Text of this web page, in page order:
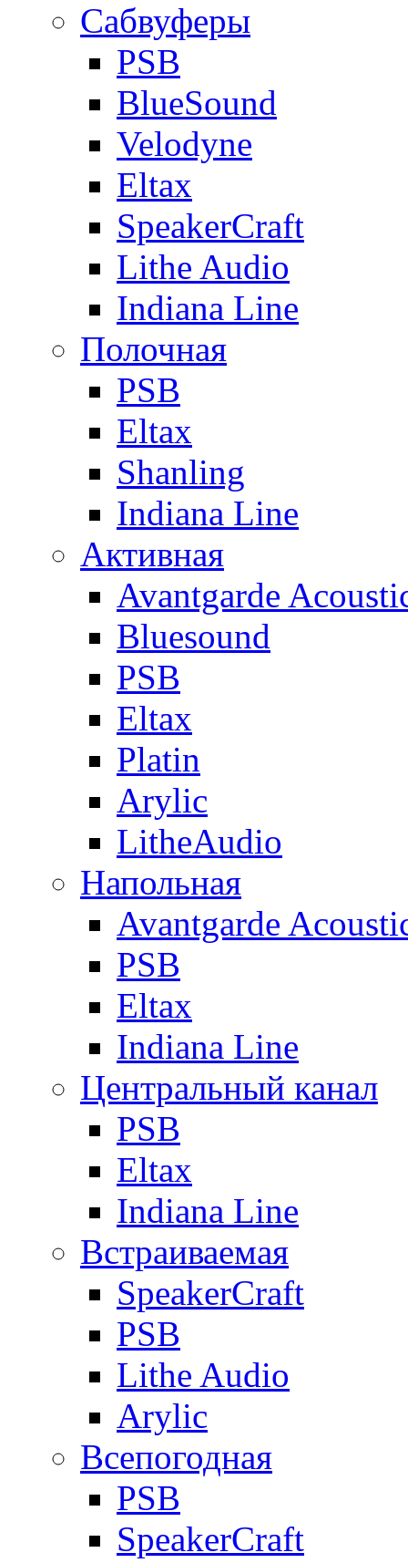
Сабвуферы
PSB
BlueSound
Velodyne
Eltax
SpeakerCraft
Lithe Audio
Indiana Line
Полочная
PSB
Eltax
Shanling
Indiana Line
Активная
Avantgarde
Bluesound
PSB
Eltax
Platin
Arylic
LitheAudio
Напольная
Avantgarde
PSB
Eltax
Indiana Line
Центральный канал
PSB
Eltax
Indiana Line
Встраиваемая
SpeakerCraft
PSB
Lithe Audio
Arylic
Всепогодная
PSB
SpeakerCraft